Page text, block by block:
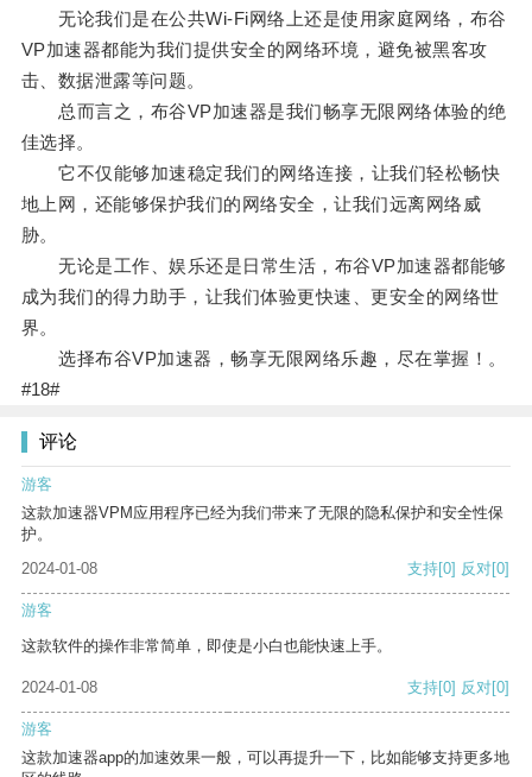
无论我们是在公共Wi-Fi网络上还是使用家庭网络，布谷
VP加速器都能为我们提供安全的网络环境，避免被黑客攻
击、数据泄露等问题。
总而言之，布谷VP加速器是我们畅享无限网络体验的绝
佳选择。
它不仅能够加速稳定我们的网络连接，让我们轻松畅快
地上网，还能够保护我们的网络安全，让我们远离网络威
胁。
无论是工作、娱乐还是日常生活，布谷VP加速器都能够
成为我们的得力助手，让我们体验更快速、更安全的网络世
界。
选择布谷VP加速器，畅享无限网络乐趣，尽在掌握！。
#18#
评论
游客
这款加速器VPM应用程序已经为我们带来了无限的隐私保护和安全性保
护。
2024-01-08
支持[0] 反对[0]
游客
这款软件的操作非常简单，即使是小白也能快速上手。
2024-01-08 支持[0] 反对[0]
游客
这款加速器app的加速效果一般，可以再提升一下，比如能够支持更多地